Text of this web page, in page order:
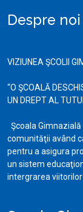
Despre noi
VIZIUNEA ŞCOLII
“O ŞCOALĂ
UN DREPT AL
Şcoala Gimnazială
comunităţii având
pentru a asigura
un sistem
intergrarea